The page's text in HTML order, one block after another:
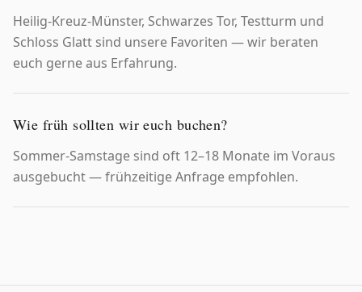
Heilig-Kreuz-Münster, Schwarzes Tor, Testturm und
Schloss Glatt sind unsere Favoriten — wir beraten
euch gerne aus Erfahrung.
Wie früh sollten wir euch buchen?
Sommer-Samstage sind oft 12–18 Monate im Voraus
ausgebucht — frühzeitige Anfrage empfohlen.